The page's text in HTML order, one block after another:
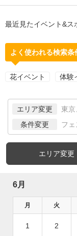
最近見たイベント&ス
よく使われる検索条
花イベント 体験
エリア変更 東京
条件変更 フ
エリア変更
6月
月 火
1 2